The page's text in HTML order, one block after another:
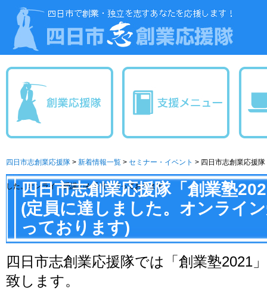
四日市志創業応援隊 > 新着情報一覧 > セミナー・イベント > 四日市志創業応援
した。オンライン受講のみ受付を行っております)
四日市志創業応援隊「創業塾
(定員に達しました。オンライ
っております)
四日市志創業応援隊では「創業塾2021
致します。